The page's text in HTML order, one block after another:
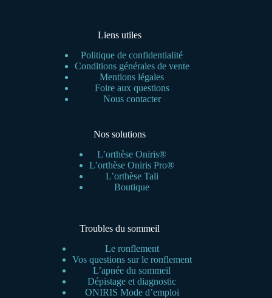
Liens utiles
Politique de confidentialité
Conditions générales de vente
Mentions légales
Foire aux questions
Nous contacter
Nos solutions
L’orthèse Oniris®
L’orthèse Oniris Pro®
L’orthèse Tali
Boutique
Troubles du sommeil
Le ronflement
Vos questions sur le ronflement
L’apnée du sommeil
Dépistage et diagnostic
ONIRIS Mode d’emploi